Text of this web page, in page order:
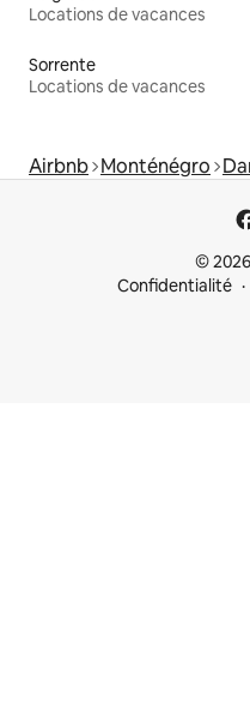
Locations de vacances
Sorrente
Locations de vacances
Airbnb Monténégro
©
Confidentialité